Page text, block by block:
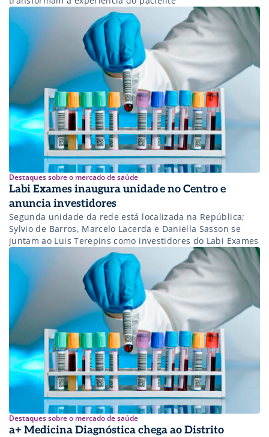
Destaques sobre o mercado de saúde
Labi Exames inaugura unidade no Centro e
anuncia investidores
Segunda unidade da rede está localizada na República;
Sylvio de Barros, Marcelo Lacerda e Daniella Sasson se
juntam ao Luis Terepins como investidores do Labi Exames
Destaques sobre o mercado de saúde
a+ Medicina Diagnóstica chega ao Distrito